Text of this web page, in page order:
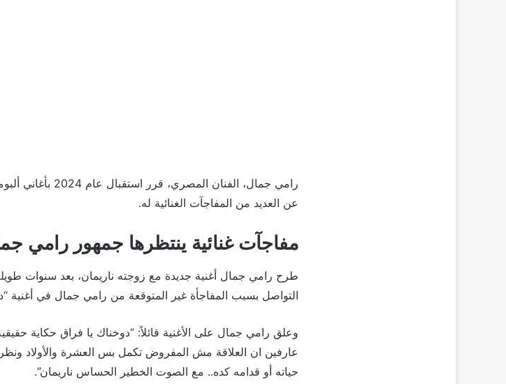
رامي جمال، الفنان
عن العديد من المفاجآت الغنائية له.
مفاجآت غنائية ينتظرها جمهور رامي جمال
طرح رامي جمال أغنية جديدة مع زوجته ناريمان، بعد سنوات
التواصل بسبب المفاجأة غير المتوقعة من رامي جمال في أغنية
وعلق رامي جمال على الأغنية قائلاً: “دوخناك يا فراق حكاية
عارفين ان العلاقة مش المفروض تكمل بس العشرة والأولاد
حياته أو قدامه كده.. مع الصوت الخطير الحساس ناريمان”.